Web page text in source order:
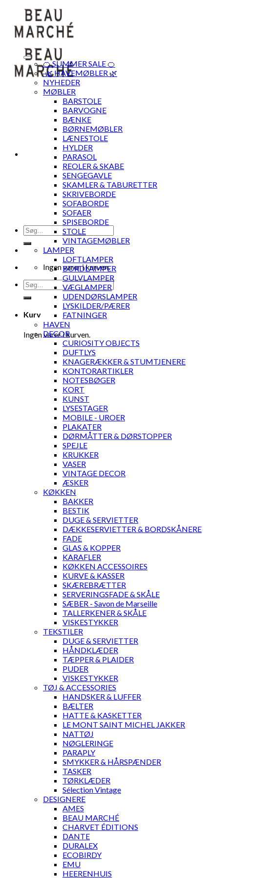
content
Søg
efter:
Ingen varer i kurven.
Søg
efter:
Kurv
Ingen varer i kurven.
🍊 SUMMER SALE 🍊
·🌿 HAVEMØBLER 🌿
NYHEDER
MØBLER
BARSTOLE
BARVOGNE
BÆNKE
BØRNEMØBLER
LÆNESTOLE
HYLDER
PARASOL
REOLER & SKABE
SENGEGAVLE
SKAMLER & TABURETTER
SKRIVEBORDE
SOFABORDE
SOFAER
SPISEBORDE
STOLE
VINTAGEMØBLER
LAMPER
LOFTLAMPER
BORDLAMPER
GULVLAMPER
VÆGLAMPER
UDENDØRSLAMPER
LYSKILDER/PÆRER
FATNINGER
HAVEN
DECOR
CURIOSITY OBJECTS
DUFTLYS
KNAGERÆKKER & STUMTJENERE
KONTORARTIKLER
NOTESBØGER
KORT
KUNST
LYSESTAGER
MOBILE - UROER
PLAKATER
DØRMÅTTER & DØRSTOPPER
SPEJLE
KRUKKER
VASER
VINTAGE DECOR
ÆSKER
KØKKEN
BAKKER
BESTIK
DUGE & SERVIETTER
DÆKKESERVIETTER & BORDSKÅNERE
FADE
GLAS & KOPPER
KARAFLER
KØKKEN ACCESSOIRES
KURVE & KASSER
SKÆREBRÆTTER
SERVERINGSFADE & SKÅLE
SÆBER - Savon de Marseille
TALLERKENER & SKÅLE
VISKESTYKKER
TEKSTILER
DUGE & SERVIETTER
HÅNDKLÆDER
TÆPPER & PLAIDER
PUDER
VISKESTYKKER
TØJ & ACCESSORIES
HANDSKER & LUFFER
BÆLTER
HATTE & KASKETTER
LE MONT SAINT MICHEL JAKKER
NATTØJ
NØGLERINGE
PARAPLY
SMYKKER & HÅRSPÆNDER
TASKER
TØRKLÆDER
Sélection Vintage
DESIGNERE
AMES
BEAU MARCHÉ
CHARVET ÉDITIONS
DANTE
DURALEX
ECOBIRDY
EMU
HEERENHUIS